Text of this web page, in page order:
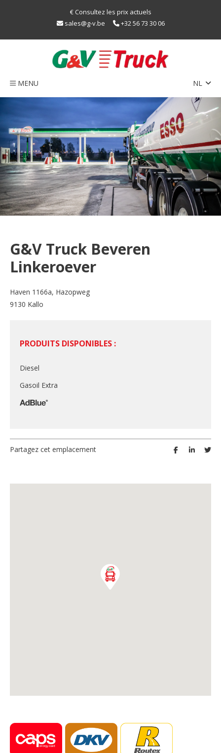
€ Consultez les prix actuels
sales@g-v.be
+32 56 73 30 06
NL
EN
FR
MENU
Home
Train
durabilité
LNG
Caps
Contact
G&V Truck Beveren
Linkeroever
Haven 1166a, Hazopweg
9130 Kallo
PRODUITS DISPONIBLES :
Diesel
Gasoil Extra
Partagez cet emplacement